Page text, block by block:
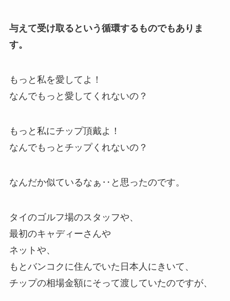
与えて受け取るという循環するものでもありま
す。
もっと私を愛してよ！
なんでもっと愛してくれないの？
もっと私にチップ頂戴よ！
なんでもっとチップくれないの？
なんだか似ているなぁ‥と思ったのです。
タイのゴルフ場のスタッフや、
最初のキャディーさんや
ネットや、
もとバンコクに住んでいた日本人にきいて、
チップの相場金額にそって渡していたのですが、